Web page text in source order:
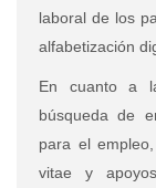
laboral de los
alfabetización
En cuanto a
búsqueda de
para el
vitae y